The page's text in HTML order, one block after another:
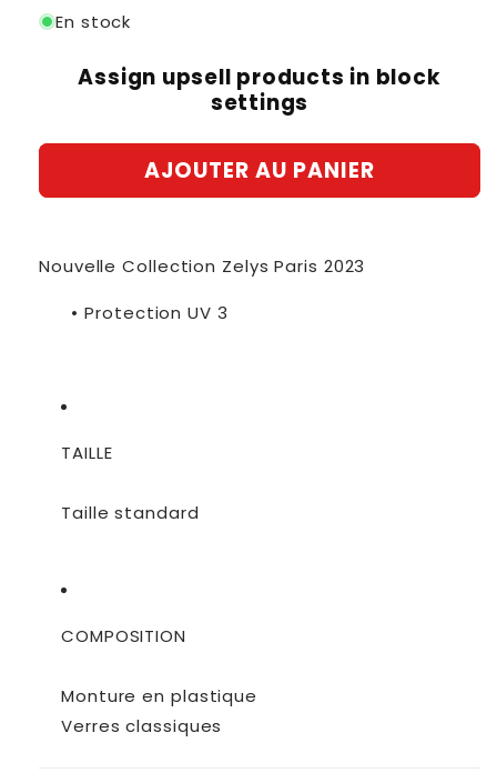
En stock
Assign upsell products in block
settings
AJOUTER AU PANIER
Nouvelle Collection Zelys Paris 2023
• Protection UV 3
TAILLE
Taille standard
COMPOSITION
Monture en plastique
Verres classiques